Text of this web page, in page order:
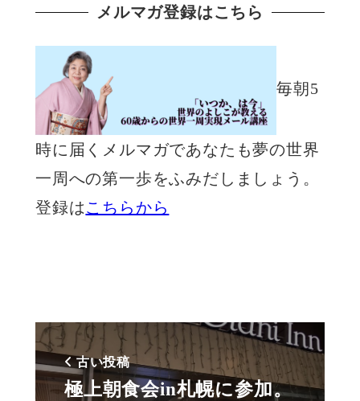
メルマガ登録はこちら
毎朝5
時に届くメルマガであなたも夢の世界
一周への第一歩をふみだしましょう。
登録はこちらから
古い投稿
極上朝食会in札幌に参加。